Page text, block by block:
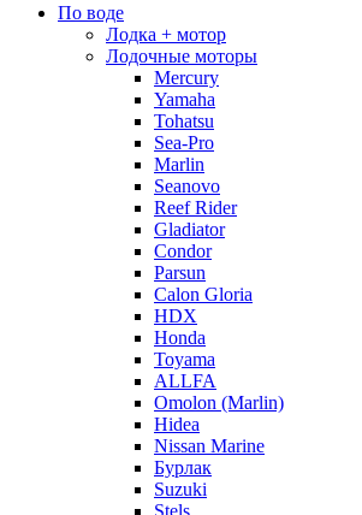
По воде
Лодка + мотор
Лодочные моторы
Mercury
Yamaha
Tohatsu
Sea-Pro
Marlin
Seanovo
Reef Rider
Gladiator
Condor
Parsun
Calon Gloria
HDX
Honda
Toyama
ALLFA
Omolon (Marlin)
Hidea
Nissan Marine
Бурлак
Suzuki
Stels